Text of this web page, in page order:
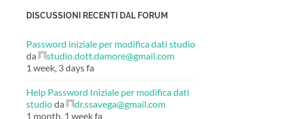
DISCUSSIONI RECENTI DAL FORUM
Password iniziale per modifica dati studio
da
studio.dott.damore@gmail.com
1 week, 3 days fa
Help Password Iniziale per modifica dati
studioda
dr.ssavega@gmail.com
1 month, 1 week fa